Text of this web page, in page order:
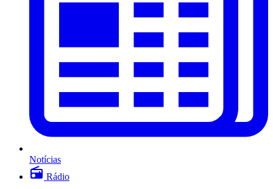
Notícias
Rádio